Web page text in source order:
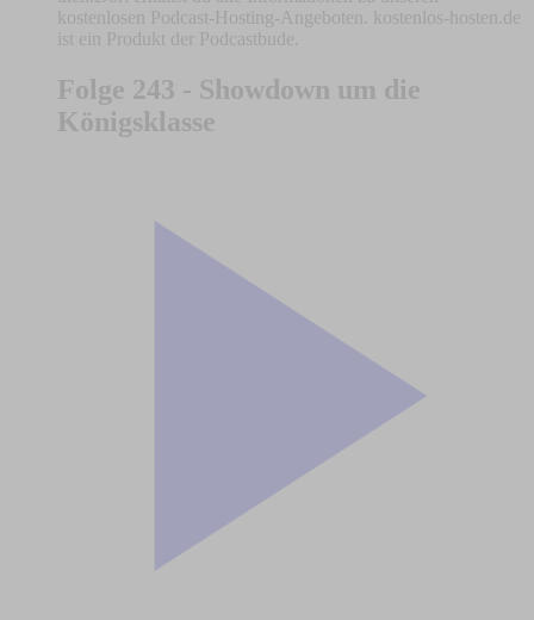
kostenlosen Podcast-Hosting-Angeboten. kostenlos-hosten.de
ist ein Produkt der Podcastbude.
Folge 243 - Showdown um die
Königsklasse